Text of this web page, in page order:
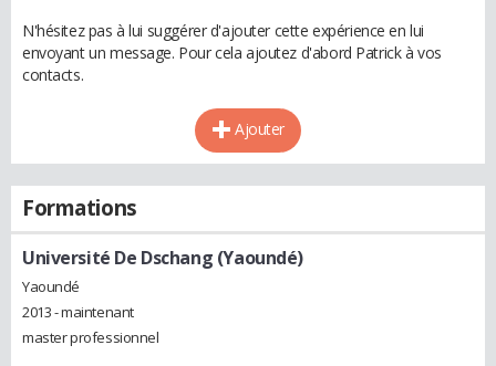
N'hésitez pas à lui suggérer d'ajouter cette expérience en lui
envoyant un message. Pour cela ajoutez d'abord Patrick à vos
contacts.
Ajouter
Formations
Université De Dschang (Yaoundé)
Yaoundé
2013 - maintenant
master professionnel